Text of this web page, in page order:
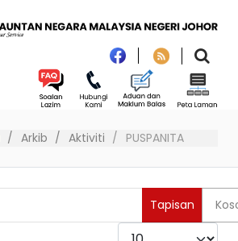
Arkib Aktiviti PUSPANITA
Tapisan
Paparkan